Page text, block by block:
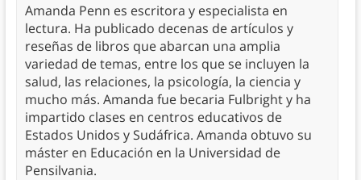
Amanda Penn es escritora y especialista en
lectura. Ha publicado decenas de artículos y
reseñas de libros que abarcan una amplia
variedad de temas, entre los que se incluyen la
salud, las relaciones, la psicología, la ciencia y
mucho más. Amanda fue becaria Fulbright y ha
impartido clases en centros educativos de
Estados Unidos y Sudáfrica. Amanda obtuvo su
máster en Educación en la Universidad de
Pensilvania.